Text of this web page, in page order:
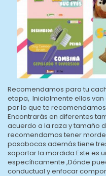
Recomendamos para tu
etapa, Inicialmente ellos
por lo que te
Encontrarás en diferentes
acuerdo a la raza y tamaño
recomendamos tener
pasabocas además tiene
soportar la mordida Este es
específicamente ,Dónde
conductual y enfocar